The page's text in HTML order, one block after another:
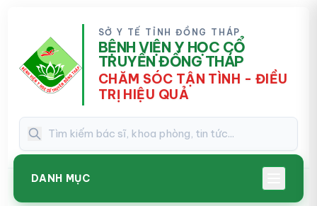
SỞ Y TẾ TỈNH ĐỒNG THÁP
BỆNH VIỆN Y HỌC CỔ
TRUYỀN ĐỒNG THÁP
CHĂM SÓC TẬN TÌNH - ĐIỀU
TRỊ HIỆU QUẢ
DANH MỤC